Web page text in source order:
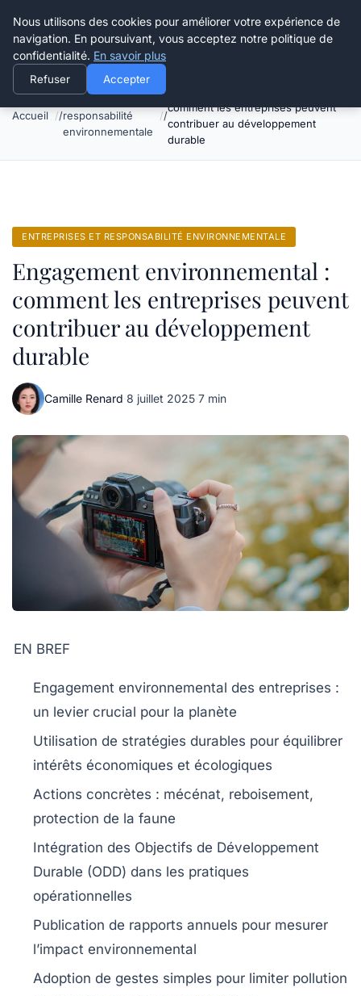
Happy Calyx Farmer
Accueil
responsabilité
environnementale
comment les entreprises peuvent
contribuer au développement
durable
ENTREPRISES ET RESPONSABILITÉ ENVIRONNEMENTALE
Engagement environnemental :
comment les entreprises peuvent
contribuer au développement
durable
Camille Renard·8 juillet 2025·7 min
EN BREF
Engagement environnemental des entreprises :
un levier crucial pour la planète
Utilisation de stratégies durables pour équilibrer
intérêts économiques et écologiques
Actions concrètes : mécénat, reboisement,
protection de la faune
Intégration des Objectifs de Développement
Durable (ODD) dans les pratiques
opérationnelles
Publication de rapports annuels pour mesurer
l’impact environnemental
Adoption de gestes simples pour limiter pollution
Nous utilisons des cookies pour améliorer votre expérience de
navigation. En poursuivant, vous acceptez notre politique de
confidentialité. En savoir plus
Refuser Accepter